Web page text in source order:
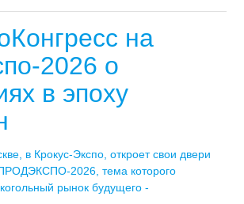
на
2026 о
в эпоху
в Крокус-Экспо, откроет свои двери
2026, тема которого
рынок будущего -